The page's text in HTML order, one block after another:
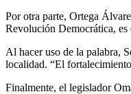
Por otra parte, Ortega
Revolución Democrática,
Al hacer uso de la palabra,
localidad. “El
Finalmente, el legislador